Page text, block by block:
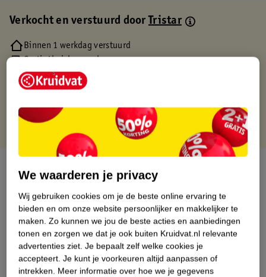
Verkocht en verstuurd doorTristar
Binnen 1 werkdag verstuurd
Gratis thuisbezorgd
Gratis retourneren via verkooppartner.
Gratis punten met je Kruidvat kaart
Over dit product
Productinformatie
Etiketinformatie
Nature Impact Score
We waarderen je privacy
Wij gebruiken cookies om je de beste online ervaring te
bieden en om onze website persoonlijker en makkelijker te
maken. Zo kunnen we jou de beste acties en aanbiedingen
tonen en zorgen we dat je ook buiten Kruidvat.nl relevante
advertenties ziet. Je bepaalt zelf welke cookies je
accepteert. Je kunt je voorkeuren altijd aanpassen of
intrekken. Meer informatie over hoe we je gegevens